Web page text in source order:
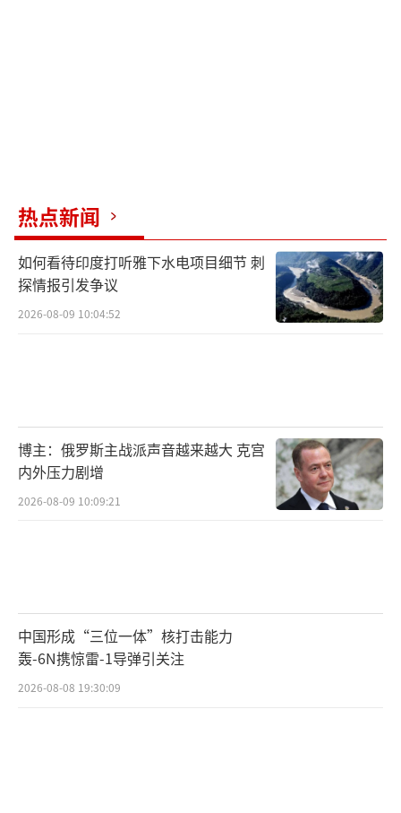
热点新闻
如何看待印度打听雅下水电项目细节 刺
探情报引发争议
2026-08-09 10:04:52
博主：俄罗斯主战派声音越来越大 克宫
内外压力剧增
2026-08-09 10:09:21
中国形成“三位一体”核打击能力
轰-6N携惊雷-1导弹引关注
2026-08-08 19:30:09